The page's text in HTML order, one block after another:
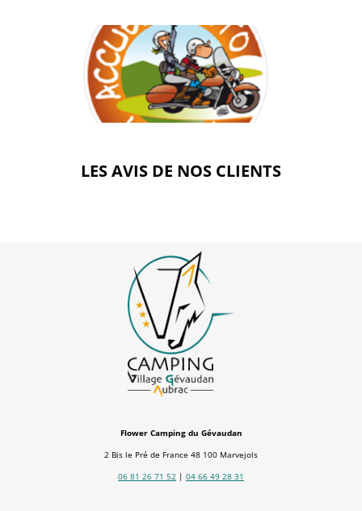
LES AVIS DE NOS CLIENTS
Flower Camping du Gévaudan
2 Bis le Pré de France 48 100 Marvejols
06 81 26 71 52 | 04 66 49 28 31